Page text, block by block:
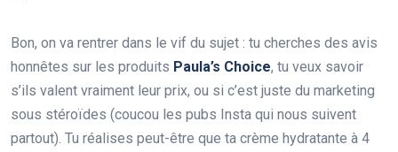
Bon, on va rentrer dans le vif du sujet : tu cherches des avis
honnêtes sur les produits Paula’s Choice, tu veux savoir
s’ils valent vraiment leur prix, ou si c’est juste du marketing
sous stéroïdes (coucou les pubs Insta qui nous suivent
partout). Tu réalises peut-être que ta crème hydratante à 4